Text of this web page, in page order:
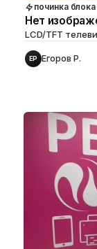
починка
Нет
LCD/TFT
ЕР Егоров Р.